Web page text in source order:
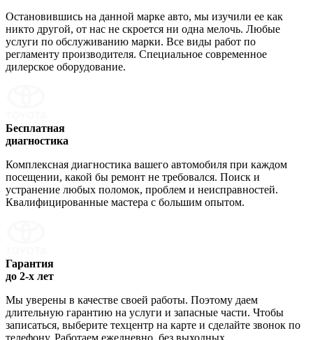
Остановившись на данной марке авто, мы изучили ее как
никто другой, от нас не скроется ни одна мелочь. Любые
услуги по обслуживанию марки. Все виды работ по
регламенту производителя. Специальное современное
дилерское оборудование.
Бесплатная
диагностика
Комплексная диагностика вашего автомобиля при каждом
посещении, какой бы ремонт не требовался. Поиск и
устранение любых поломок, проблем и неисправностей.
Квалифицированные мастера с большим опытом.
Гарантия
до 2-х лет
Мы уверены в качестве своей работы. Поэтому даем
длительную гарантию на услуги и запасные части. Чтобы
записаться, выберите техцентр на карте и сделайте звонок по